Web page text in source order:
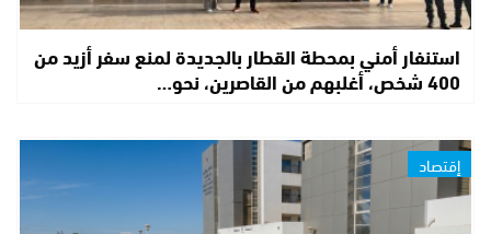
استنفار أمني بمحطة القطار بالجديدة لمنع سفر أزيد من
400 شخص، أغلبهم من القاصرين، نحو…
إقتصاد